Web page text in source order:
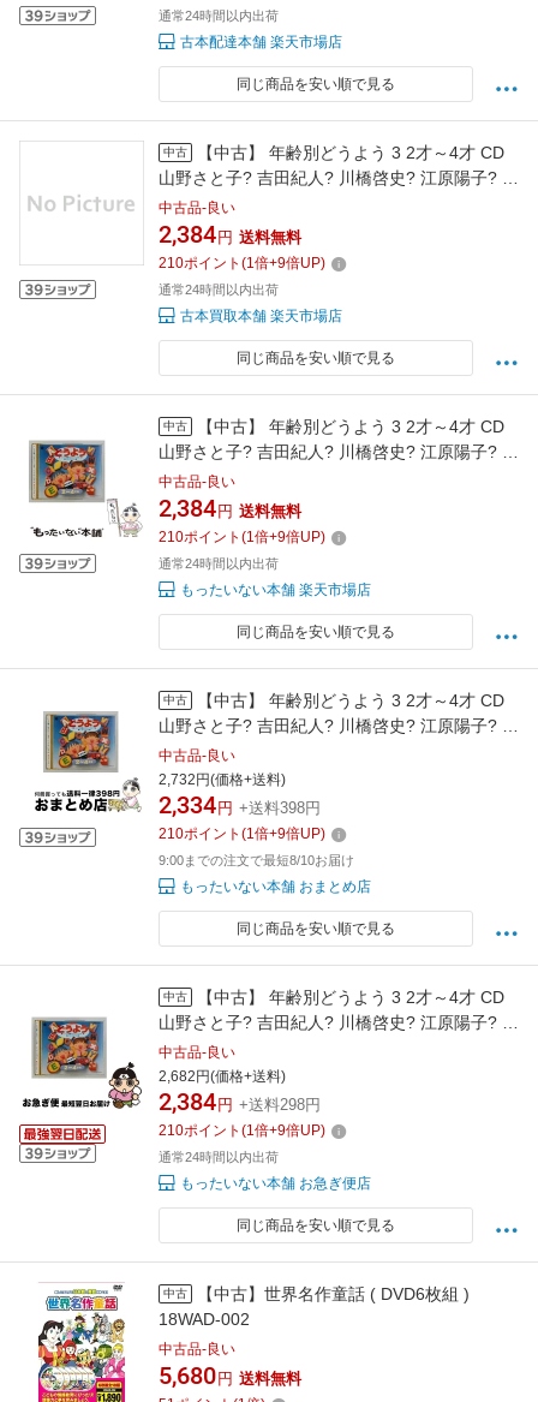
通常24時間以内出荷
古本配達本舗 楽天市場店
同じ商品を安い順で見る
中古
【中古】 年齢別どうよう 3 2才～4才 CD
山野さと子? 吉田紀人? 川橋啓史? 江原陽子? 森
の木児童合唱団? 水木一郎? 森晴美? 小林優子?
東京 / / [CD]【メール便送料無料】【最短翌日配
達対応】
中古品-良い
2,384 円 送料無料
210ポイント (1倍+9倍UP)
通常24時間以内出荷
古本買取本舗 楽天市場店
同じ商品を安い順で見る
中古
【中古】 年齢別どうよう 3 2才～4才 CD
山野さと子? 吉田紀人? 川橋啓史? 江原陽子? 森
の木児童合唱団? 水木一郎? 森晴美? 小林優子?
東京 / / [CD]【メール便送料無料】【最短翌日配
達対応】
中古品-良い
2,384 円 送料無料
210ポイント (1倍+9倍UP)
通常24時間以内出荷
もったいない本舗 楽天市場店
同じ商品を安い順で見る
中古
【中古】 年齢別どうよう 3 2才～4才 CD
山野さと子? 吉田紀人? 川橋啓史? 江原陽子? 森
の木児童合唱団? 水木一郎? 森晴美? 小林優子?
東京放送児童合唱団? 内田順子 森 / / [CD]【宅
配便出荷】
中古品-良い
2,732円(価格+送料)
2,334 円 +送料398円
210ポイント (1倍+9倍UP)
9:00までの注文で最短8/10お届け
もったいない本舗 おまとめ店
同じ商品を安い順で見る
中古
【中古】 年齢別どうよう 3 2才～4才 CD
山野さと子? 吉田紀人? 川橋啓史? 江原陽子? 森
の木児童合唱団? 水木一郎? 森晴美? 小林優子?
東京放送児童合唱団? 内田順子 / / [CD]【ネコポ
ス発送】
中古品-良い
2,682円(価格+送料)
2,384 円 +送料298円
210ポイント (1倍+9倍UP)
通常24時間以内出荷
もったいない本舗 お急ぎ便店
同じ商品を安い順で見る
中古
【中古】世界名作童話 ( DVD6枚組 )
18WAD-002
中古品-良い
5,680 円 送料無料